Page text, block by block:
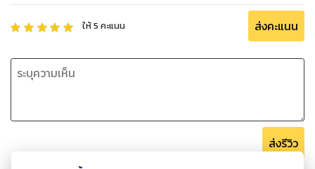
ให้5 คะแนน ส่งคะแนน
ส่งรีวิว